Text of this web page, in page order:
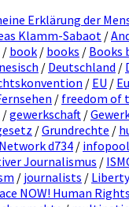
Erklärung der
Klamm-Sabaot /
/ book / books / Books
/ Deutschland /
/ EU /
/ freedom of
/gewerkschaft /
/Grundrechte /
d734 / infopool
Journalismus /
/ journalists /
NOW! Human